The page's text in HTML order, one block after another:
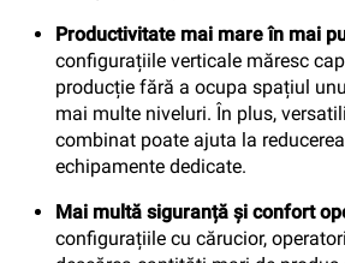
Productivitate mai mare în mai
configurațiile verticale măresc
producție fără a ocupa spațiul
mai multe niveluri. În plus,
combinat poate ajuta la
echipamente dedicate.
Mai multă siguranță și confort
configurațiile cu cărucior,